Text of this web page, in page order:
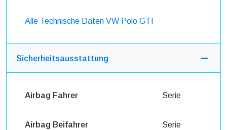
Alle Technische Daten VW Polo GTI
Sicherheitsausstattung
Airbag Fahrer Serie
Airbag Beifahrer Serie